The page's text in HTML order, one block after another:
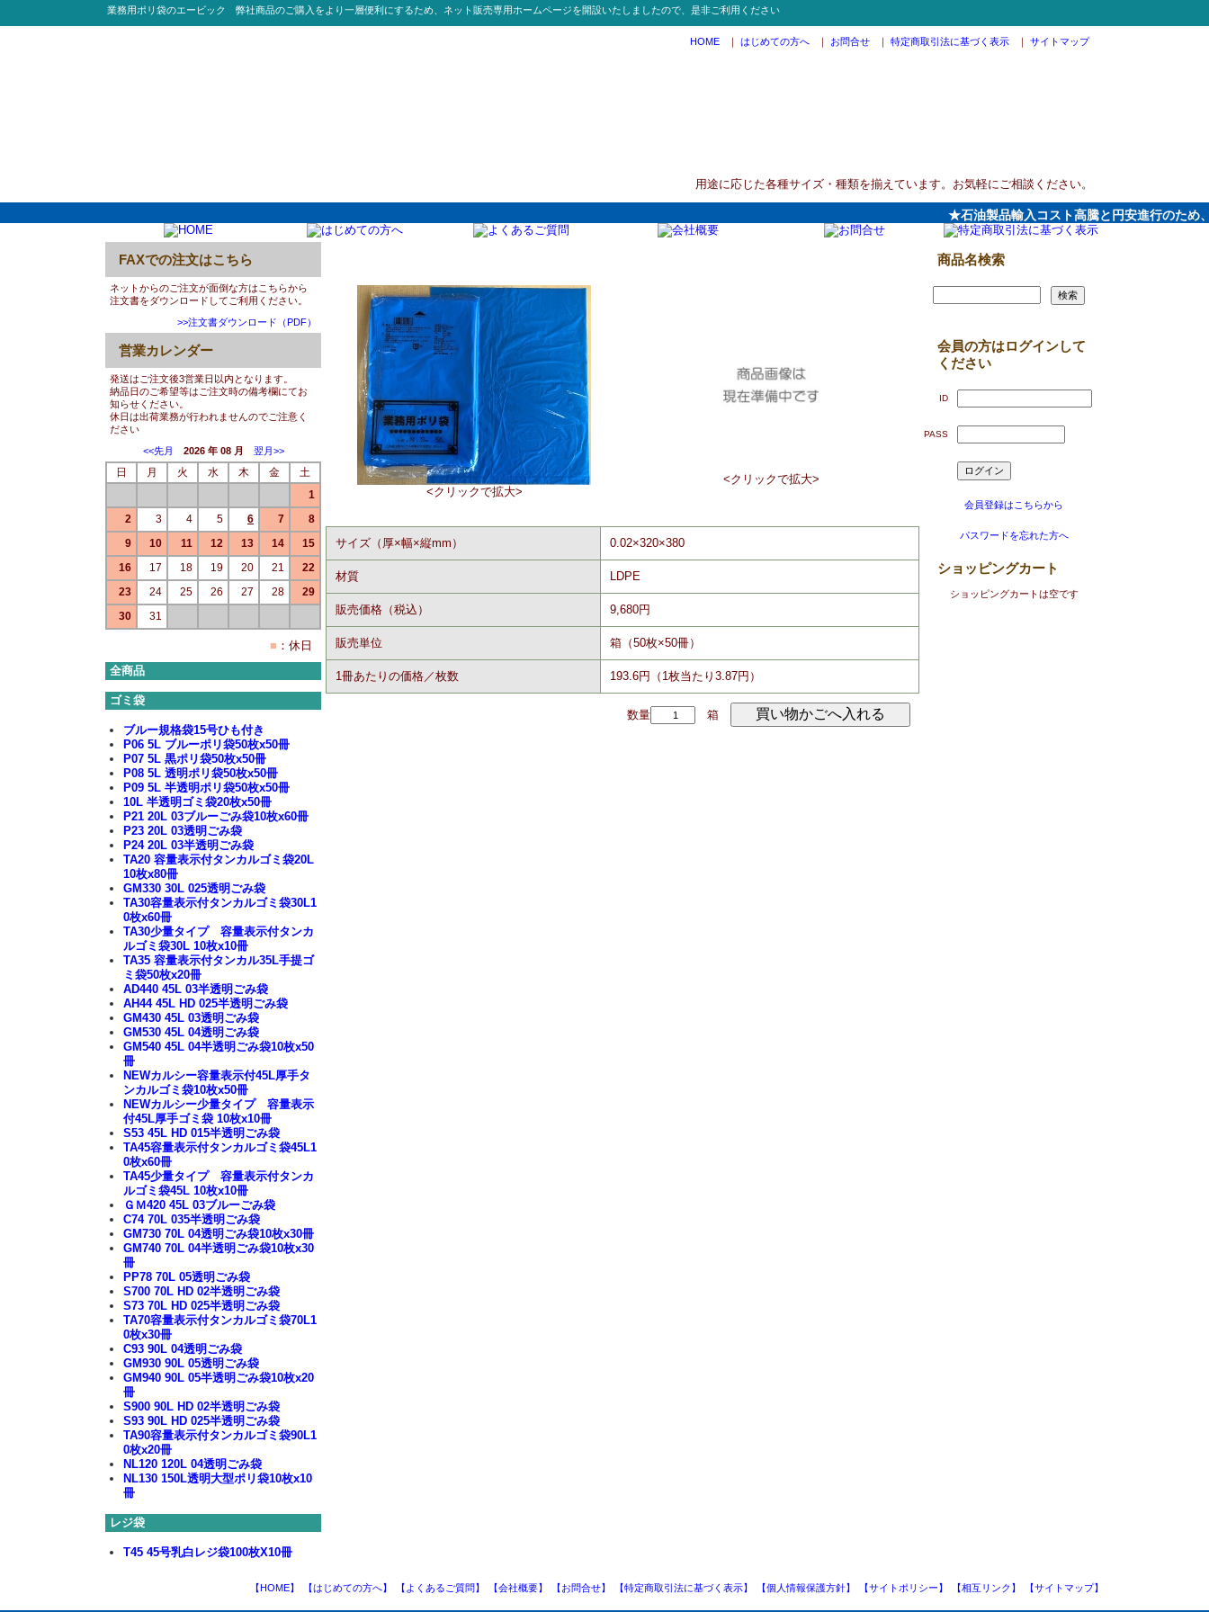
業務用ポリ袋のエービック 弊社商品のご購入をより一層便利にするため、ネット販売専用ホームページを開設いたしましたので、是非ご利用ください
HOME ｜ はじめての方へ ｜ お問合せ ｜ 特定商取引法に基づく表示 ｜ サイトマップ
用途に応じた各種サイズ・種類を揃えています。お気軽にご相談ください。
★石油製品輸入コスト高騰と円安進行のため、
FAXでの注文はこちら
ネットからのご注文が面倒な方はこちらから
注文書をダウンロードしてご利用ください。
>>注文書ダウンロード（PDF）
営業カレンダー
発送はご注文後3営業日以内となります。
納品日のご希望等はご注文時の備考欄にてお
知らせください。
休日は出荷業務が行われませんのでご注意く
ださい
<<先月
2026 年 08 月 翌月>>
日 月 火 水 木 金
土
1
2
3 4 5 6 7
8
9
10 11 12 13 14
15
16
17 18 19 20 21
22
23
24 25 26 27 28
29
30
31
■ ：休日
全商品
ゴミ袋
ブルー規格袋15号ひも付き
P06 5L ブルーポリ袋50枚x50冊
P07 5L 黒ポリ袋50枚x50冊
P08 5L 透明ポリ袋50枚x50冊
P09 5L 半透明ポリ袋50枚x50冊
10L 半透明ゴミ袋20枚x50冊
P21 20L 03ブルーごみ袋10枚x60冊
P23 20L 03透明ごみ袋
P24 20L 03半透明ごみ袋
TA20 容量表示付タンカルゴミ袋20L
10枚x80冊
GM330 30L 025透明ごみ袋
TA30容量表示付タンカルゴミ袋30L1
0枚x60冊
TA30少量タイプ 容量表示付タンカ
ルゴミ袋30L 10枚x10冊
TA35 容量表示付タンカル35L手提ゴ
ミ袋50枚x20冊
AD440 45L 03半透明ごみ袋
AH44 45L HD 025半透明ごみ袋
GM430 45L 03透明ごみ袋
GM530 45L 04透明ごみ袋
GM540 45L 04半透明ごみ袋10枚x50
冊
NEWカルシー容量表示付45L厚手タ
ンカルゴミ袋10枚x50冊
NEWカルシー少量タイプ 容量表示
付45L厚手ゴミ袋 10枚x10冊
S53 45L HD 015半透明ごみ袋
TA45容量表示付タンカルゴミ袋45L1
0枚x60冊
TA45少量タイプ 容量表示付タンカ
ルゴミ袋45L 10枚x10冊
ＧＭ420 45L 03ブルーごみ袋
C74 70L 035半透明ごみ袋
GM730 70L 04透明ごみ袋10枚x30冊
GM740 70L 04半透明ごみ袋10枚x30
冊
PP78 70L 05透明ごみ袋
S700 70L HD 02半透明ごみ袋
S73 70L HD 025半透明ごみ袋
TA70容量表示付タンカルゴミ袋70L1
0枚x30冊
C93 90L 04透明ごみ袋
GM930 90L 05透明ごみ袋
GM940 90L 05半透明ごみ袋10枚x20
冊
S900 90L HD 02半透明ごみ袋
S93 90L HD 025半透明ごみ袋
TA90容量表示付タンカルゴミ袋90L1
0枚x20冊
NL120 120L 04透明ごみ袋
NL130 150L透明大型ポリ袋10枚x10
冊
レジ袋
T45 45号乳白レジ袋100枚X10冊
<クリックで拡大>
<クリックで拡大>
サイズ（厚×幅×縦mm） 0.02×320×380
材質 LDPE
販売価格（税込） 9,680円
販売単位 箱（50枚×50冊）
1冊あたりの価格／枚数 193.6円（1枚当たり3.87円）
数量 箱
商品名検索
会員の方はログインして
ください
ID
PASS
会員登録はこちらから
パスワードを忘れた方へ
ショッピングカート
ショッピングカートは空です
【HOME】 【はじめての方へ】 【よくあるご質問】 【会社概要】 【お問合せ】 【特定商取引法に基づく表示】 【個人情報保護方針】 【サイトポリシー】 【相互リンク】 【サイトマップ】